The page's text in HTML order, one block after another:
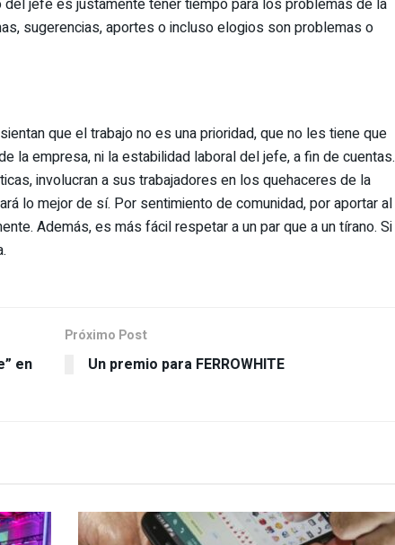
jefe es justamente tener tiempo para los problemas de la
sugerencias, aportes o incluso elogios son problemas o
que el trabajo no es una prioridad, que no les tiene que
la empresa, ni la estabilidad laboral del jefe, a fin de cuentas.
involucran a sus trabajadores en los quehaceres de la
lo mejor de sí. Por sentimiento de comunidad, por aportar al
Además, es más fácil respetar a un par que a un tírano. Si
en
Próximo Post
Un premio para FERROWHITE